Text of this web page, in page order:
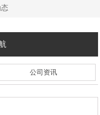
公司资讯